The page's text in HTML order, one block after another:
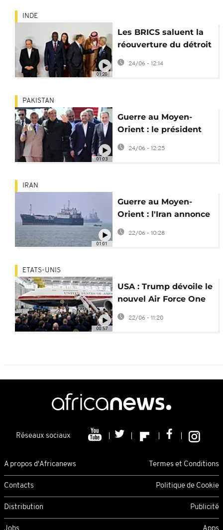
01:20
INDE
Les BRICS saluent la
réouverture du détroit
d’Ormuz
24/06 - 12:14
01:03
PAKISTAN
Guerre au Moyen-
Orient : le président
iranien relance la voie
diplomatique
24/06 - 12:25
01:01
IRAN
Guerre au Moyen-
Orient : l'Iran annonce
la fermeture du
détroit d'Ormuz
22/06 - 10:28
00:57
ETATS-UNIS
USA : Trump dévoile le
nouvel Air Force One
offert par le Qatar
22/06 - 11:20
Réseaux sociaux
A propos d'Africanews Termes et Conditions
Contacts Politique de Cookie
Distribution Publicité